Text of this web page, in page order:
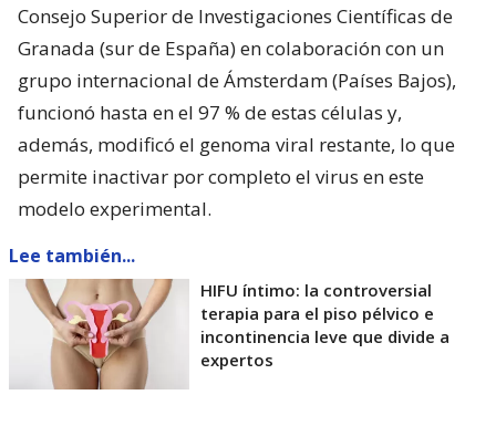
Consejo Superior de Investigaciones Científicas de
Granada (sur de España) en colaboración con un
grupo internacional de Ámsterdam (Países Bajos),
funcionó hasta en el 97 % de estas células y,
además, modificó el genoma viral restante, lo que
permite inactivar por completo el virus en este
modelo experimental.
Lee también...
HIFU íntimo: la controversial
terapia para el piso pélvico e
incontinencia leve que divide a
expertos